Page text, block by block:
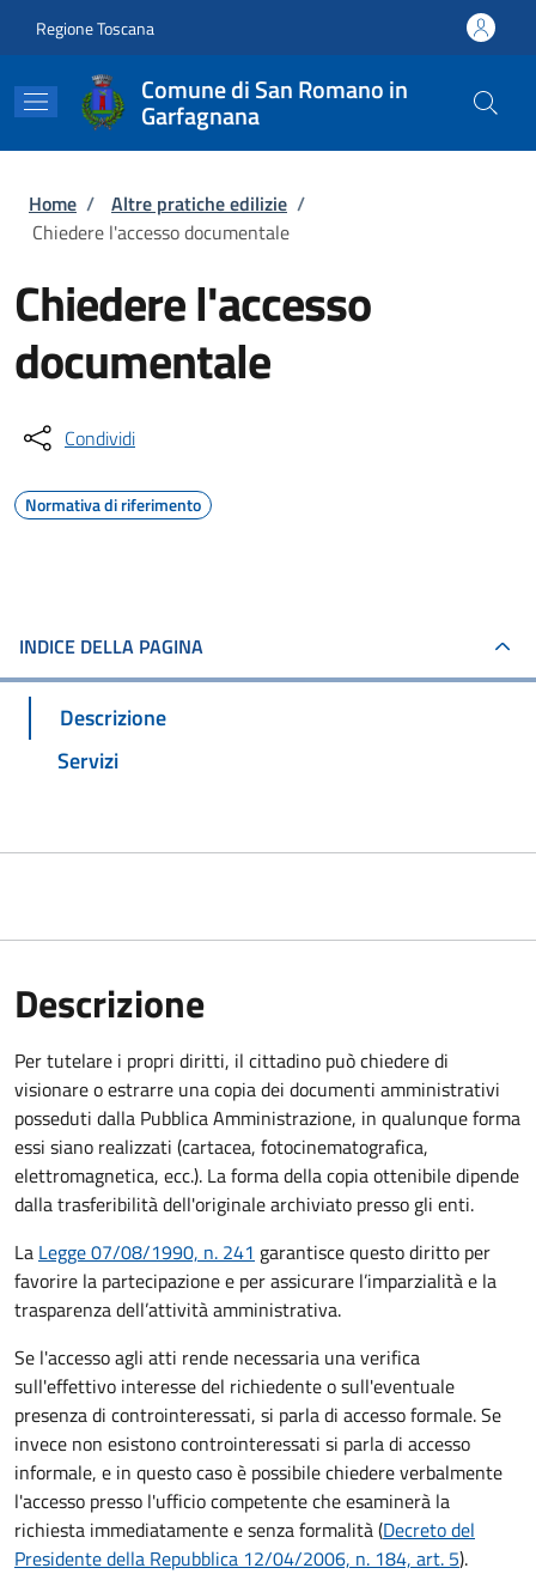
Regione Toscana
Comune di San Romano in
Garfagnana
Briciole di pane
Home / Altre pratiche edilizie /
Chiedere l'accesso documentale
Chiedere l'accesso
documentale
Condividi
Normativa di riferimento
INDICE DELLA PAGINA
Descrizione
Servizi
Descrizione
Per tutelare i propri diritti, il cittadino può chiedere di
visionare o estrarre una copia dei documenti amministrativi
posseduti dalla Pubblica Amministrazione, in qualunque forma
essi siano realizzati (cartacea, fotocinematografica,
elettromagnetica, ecc.). La forma della copia ottenibile dipende
dalla trasferibilità dell'originale archiviato presso gli enti.
La Legge 07/08/1990, n. 241 garantisce questo diritto per
favorire la partecipazione e per assicurare l’imparzialità e la
trasparenza dell’attività amministrativa.
Se l'accesso agli atti rende necessaria una verifica
sull'effettivo interesse del richiedente o sull'eventuale
presenza di controinteressati, si parla di accesso formale. Se
invece non esistono controinteressati si parla di accesso
informale, e in questo caso è possibile chiedere verbalmente
l'accesso presso l'ufficio competente che esaminerà la
richiesta immediatamente e senza formalità (Decreto del
Presidente della Repubblica 12/04/2006, n. 184, art. 5).